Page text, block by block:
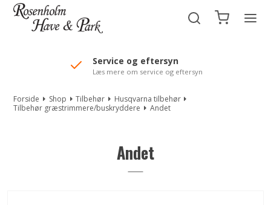
//Mailchimp autofill selected "Pakke"
Service og eftersyn
Læs mere om service og eftersyn
Forside Shop Tilbehør
Husqvarna tilbehør
Tilbehør græstrimmere/buskryddere
Andet
Andet